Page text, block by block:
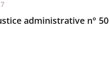
administrative n° 50